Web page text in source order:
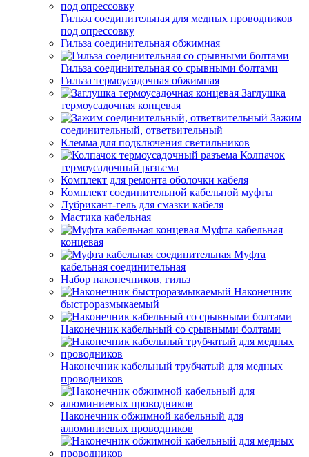
Гильза соединительная для медных проводников
под опрессовку
Гильза соединительная обжимная
Гильза соединительная со срывными болтами
Гильза термоусадочная обжимная
Заглушка
термоусадочная концевая
Зажим
соединительный, ответвительный
Клемма для подключения светильников
Колпачок
термоусадочный разъема
Комплект для ремонта оболочки кабеля
Комплект соединительной кабельной муфты
Лубрикант-гель для смазки кабеля
Мастика кабельная
Муфта кабельная
концевая
Муфта
кабельная соединительная
Набор наконечников, гильз
Наконечник
быстроразмыкаемый
Наконечник кабельный со срывными болтами
Наконечник кабельный трубчатый для медных
проводников
Наконечник обжимной кабельный для
алюминиевых проводников